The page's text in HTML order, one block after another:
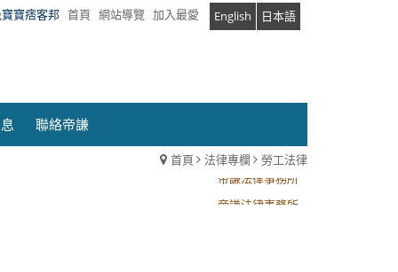
寶痞客邦 首頁 網站導覽 加入最愛 English 日本語
聯絡帝謙
首頁 法律專欄
勞工法律